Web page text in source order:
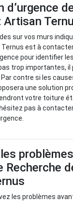
d’urgence
sur vos murs
est à
pour identifier
trop importantes, il
Par contre si les
une solution
votre toiture
pas à
Recherche
les problèmes